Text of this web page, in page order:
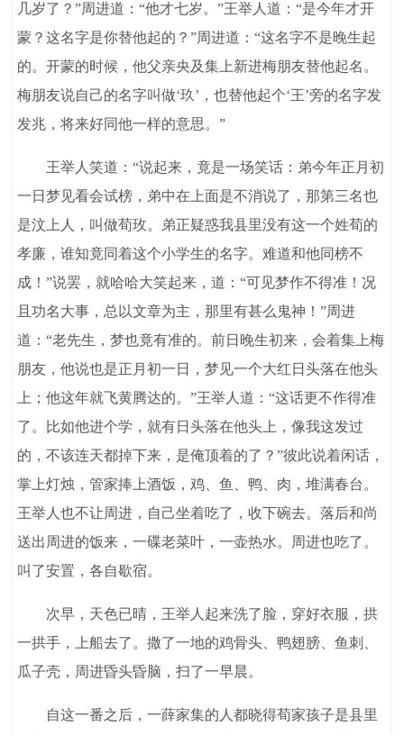
几岁了？”周进道：“他才七岁。”王举人道：“是今年才开
蒙？这名字是你替他起的？”周进道：“这名字不是晚生起
的。开蒙的时候，他父亲央及集上新进梅朋友替他起名。
梅朋友说自己的名字叫做‘玖’，也替他起个‘王’旁的名字发
发兆，将来好同他一样的意思。”
王举人笑道：“说起来，竟是一场笑话：弟今年正月初
一日梦见看会试榜，弟中在上面是不消说了，那第三名也
是汶上人，叫做荀玫。弟正疑惑我县里没有这一个姓荀的
孝廉，谁知竟同着这个小学生的名字。难道和他同榜不
成！”说罢，就哈哈大笑起来，道：“可见梦作不得准！况
且功名大事，总以文章为主，那里有甚么鬼神！”周进
道：“老先生，梦也竟有准的。前日晚生初来，会着集上梅
朋友，他说也是正月初一日，梦见一个大红日头落在他头
上；他这年就飞黄腾达的。”王举人道：“这话更不作得准
了。比如他进个学，就有日头落在他头上，像我这发过
的，不该连天都掉下来，是俺顶着的了？”彼此说着闲话，
掌上灯烛，管家捧上酒饭，鸡、鱼、鸭、肉，堆满春台。
王举人也不让周进，自己坐着吃了，收下碗去。落后和尚
送出周进的饭来，一碟老菜叶，一壶热水。周进也吃了。
叫了安置，各自歇宿。
次早，天色已晴，王举人起来洗了脸，穿好衣服，拱
一拱手，上船去了。撒了一地的鸡骨头、鸭翅膀、鱼刺、
瓜子壳，周进昏头昏脑，扫了一早晨。
自这一番之后，一薛家集的人都晓得荀家孩子是县里